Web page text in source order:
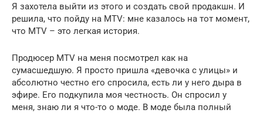
Я захотела выйти из этого и создать свой продакшн. И
решила, что пойду на MTV: мне казалось на тот момент,
что MTV – это легкая история.
Продюсер MTV на меня посмотрел как на
сумасшедшую. Я просто пришла «девочка с улицы» и
абсолютно честно его спросила, есть ли у него дыра в
эфире. Его подкупила моя честность. Он спросил у
меня, знаю ли я что-то о моде. В моде была полный